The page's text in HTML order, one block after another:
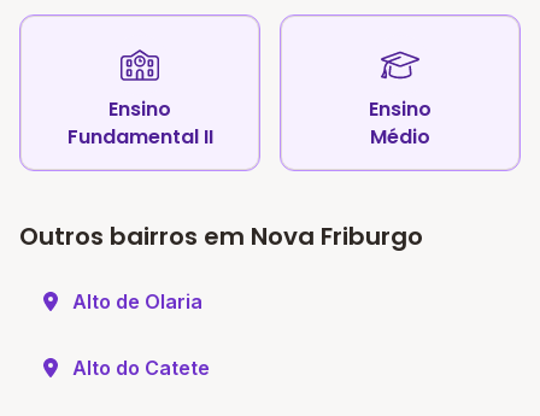
Ensino
Fundamental II
Ensino
Médio
Outros bairros em Nova Friburgo
Alto de Olaria
Alto do Catete